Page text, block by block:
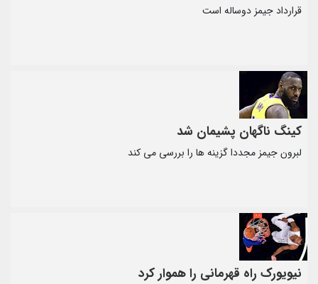
قرارداد جیمز دوساله است
کینگ ناگهان پشیمان شد
لبرون جیمز مجددا گزینه ها را بررسی می کند
نیویورک راه قهرمانی را هموار کرد